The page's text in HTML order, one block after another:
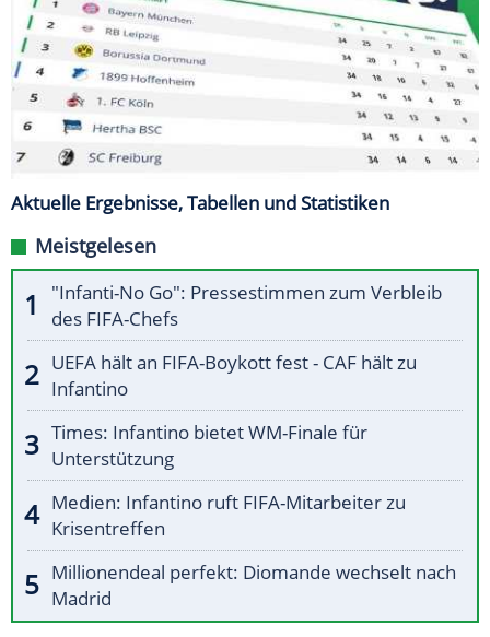
Aktuelle Ergebnisse, Tabellen und Statistiken
Meistgelesen
"Infanti-No Go": Pressestimmen zum Verbleib
des FIFA-Chefs
UEFA hält an FIFA-Boykott fest - CAF hält zu
Infantino
Times: Infantino bietet WM-Finale für
Unterstützung
Medien: Infantino ruft FIFA-Mitarbeiter zu
Krisentreffen
Millionendeal perfekt: Diomande wechselt nach
Madrid